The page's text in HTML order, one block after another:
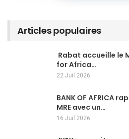
Articles populaires
Rabat accueille le
for Africa…
22 Juil 2026
BANK OF AFRICA
MRE avec un…
16 Juil 2026